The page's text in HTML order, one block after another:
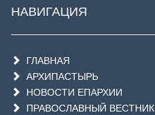
НАВИГАЦИЯ
ГЛАВНАЯ
АРХИПАСТЫРЬ
НОВОСТИ ЕПАРХИИ
ПРАВОСЛАВНЫЙ ВЕСТНИК